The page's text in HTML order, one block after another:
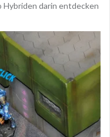
darin entdecken